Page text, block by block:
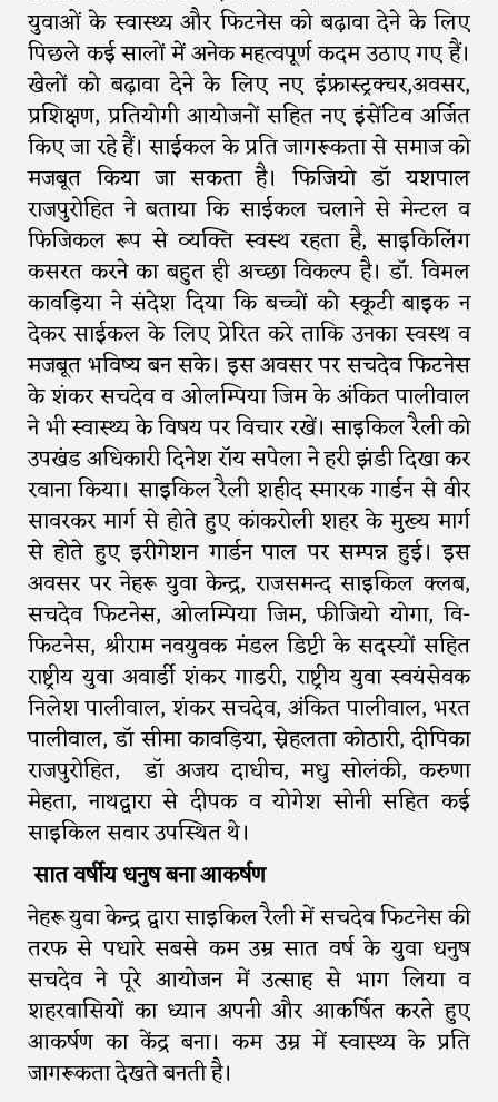
युवाओं के स्वास्थ्य और फिटनेस को बढ़ावा देने के लिए
पिछले कई सालों में अनेक महत्वपूर्ण कदम उठाए गए हैं।
खेलों को बढ़ावा देने के लिए नए इंफ्रास्ट्रक्चर,अवसर,
प्रशिक्षण, प्रतियोगी आयोजनों सहित नए इंसेंटिव अर्जित
किए जा रहे हैं। साईकल के प्रति जागरूकता से समाज को
मजबूत किया जा सकता है। फिजियो डॉ यशपाल
राजपुरोहित ने बताया कि साईकल चलाने से मेन्टल व
फिजिकल रूप से व्यक्ति स्वस्थ रहता है, साइकिलिंग
कसरत करने का बहुत ही अच्छा विकल्प है। डॉ. विमल
कावड़िया ने संदेश दिया कि बच्चों को स्कूटी बाइक न
देकर साईकल के लिए प्रेरित करे ताकि उनका स्वस्थ व
मजबूत भविष्य बन सके। इस अवसर पर सचदेव फिटनेस
के शंकर सचदेव व ओलम्पिया जिम के अंकित पालीवाल
ने भी स्वास्थ्य के विषय पर विचार रखें। साइकिल रैली को
उपखंड अधिकारी दिनेश रॉय सपेला ने हरी झंडी दिखा कर
रवाना किया। साइकिल रैली शहीद स्मारक गार्डन से वीर
सावरकर मार्ग से होते हुए कांकरोली शहर के मुख्य मार्ग
से होते हुए इरीगेशन गार्डन पाल पर सम्पन्न हुई। इस
अवसर पर नेहरू युवा केन्द्र, राजसमन्द साइकिल क्लब,
सचदेव फिटनेस, ओलम्पिया जिम, फीजियो योगा, वि-
फिटनेस, श्रीराम नवयुवक मंडल डिप्टी के सदस्यों सहित
राष्ट्रीय युवा अवार्डी शंकर गाडरी, राष्ट्रीय युवा स्वयंसेवक
निलेश पालीवाल, शंकर सचदेव, अंकित पालीवाल, भरत
पालीवाल, डॉ सीमा कावड़िया, स्नेहलता कोठारी, दीपिका
राजपुरोहित, डॉ अजय दाधीच, मधु सोलंकी, करुणा
मेहता, नाथद्वारा से दीपक व योगेश सोनी सहित कई
साइकिल सवार उपस्थित थे।
सात वर्षीय धनुष बना आकर्षण
नेहरू युवा केन्द्र द्वारा साइकिल रैली में सचदेव फिटनेस की
तरफ से पधारे सबसे कम उम्र सात वर्ष के युवा धनुष
सचदेव ने पूरे आयोजन में उत्साह से भाग लिया व
शहरवासियों का ध्यान अपनी और आकर्षित करते हुए
आकर्षण का केंद्र बना। कम उम्र में स्वास्थ्य के प्रति
जागरूकता देखते बनती है।